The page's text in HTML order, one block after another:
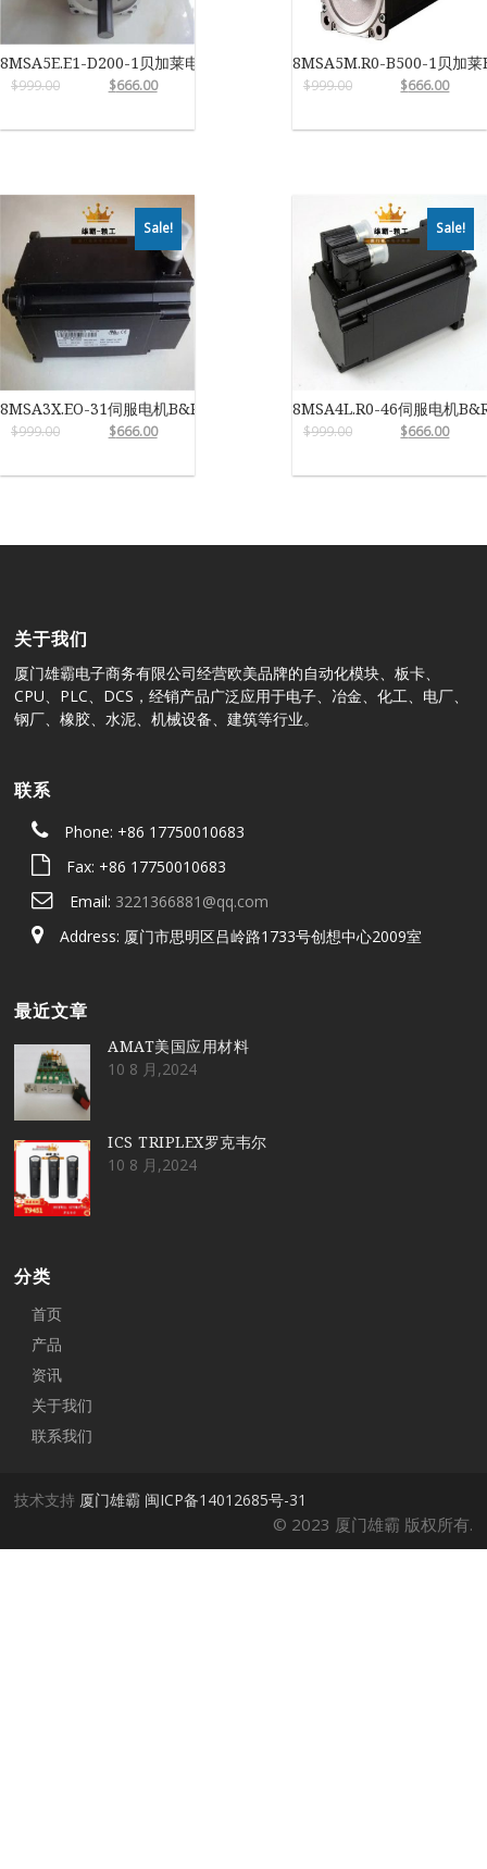
8MSA5E.E1-D200-1贝加莱电机
$999.00 $666.00
8MSA5M.R0-B500-1贝加莱
$999.00 $666.00
Sale!
8MSA3X.EO-31伺服电机B&R
$999.00 $666.00
Sale!
8MSA4L.R0-46伺服电机
$999.00 $666.00
关于我们
厦门雄霸电子商务有限公司经营欧美品牌的自动化模块、板卡、
CPU、PLC、DCS，经销产品广泛应用于电子、冶金、化工、电厂、
钢厂、橡胶、水泥、机械设备、建筑等行业。
联系
Phone: +86 17750010683
Fax: +86 17750010683
Email: 3221366881@qq.com
Address: 厦门市思明区吕岭路1733号创想中心2009室
最近文章
AMAT美国应用材料
10 8 月,2024
ICS TRIPLEX罗克韦尔
10 8 月,2024
分类
首页
产品
资讯
关于我们
联系我们
技术支持 厦门雄霸 闽ICP备14012685号-31
© 2023 厦门雄霸 版权所有.